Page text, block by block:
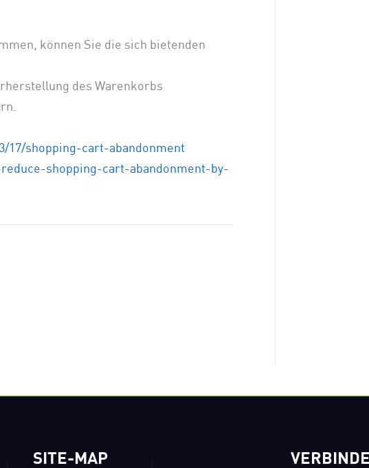
können Sie die sich bietenden
des Warenkorbs
17/shopping-cart-abandonment
shopping-cart-abandonment-by-
SITE-MAP